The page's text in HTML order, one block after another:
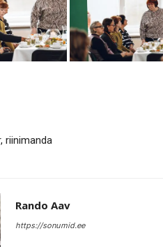
riinimanda
Rando Aav
https://sonumid.ee